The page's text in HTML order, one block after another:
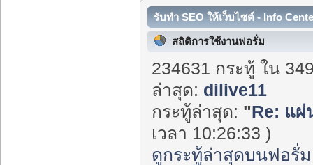
รับทำ SEO ให้เว็บไซต์ - Info
สถิติการใช้งานฟอรั่ม
234631 กระทู้ ใน
ล่าสุด: dilive11
กระทู้ล่าสุด: "Re: แผ่
เวลา 10:26:33 )
ดูกระทู้ล่าสุดบนฟอรั่ม